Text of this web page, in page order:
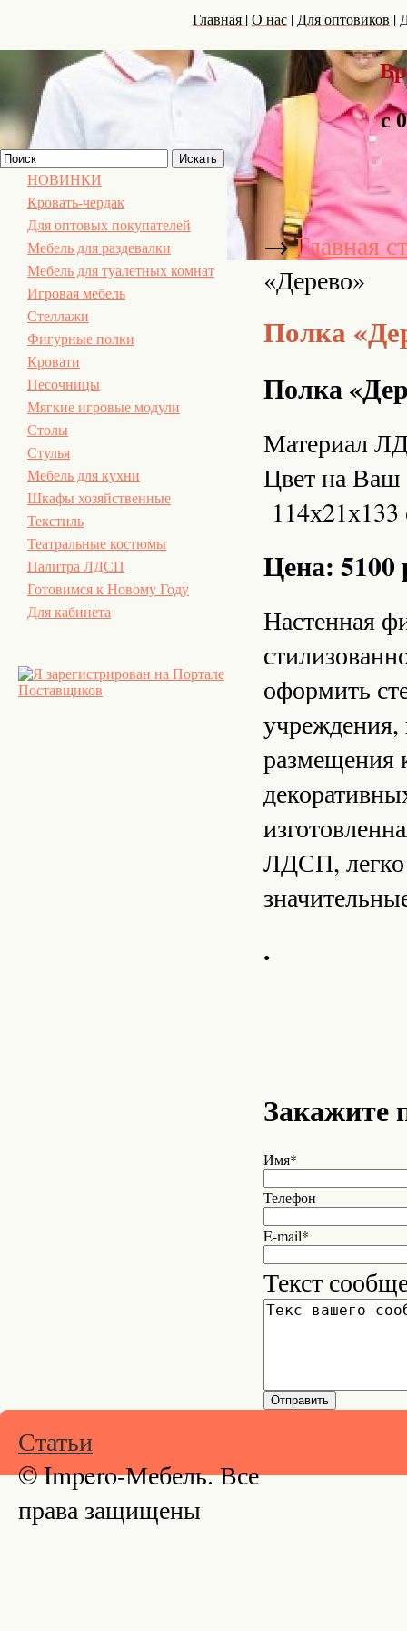
Главная | О нас | Для оптовиков |
с
НОВИНКИ
Кровать-чердак
Для оптовых покупателей
Мебель для раздевалки
Мебель для туалетных комнат
Игровая мебель
Стеллажи
Фигурные полки
Кровати
Песочницы
Мягкие игровые модули
Столы
Стулья
Мебель для кухни
Шкафы хозяйственные
Текстиль
Театральные костюмы
Палитра ЛДСП
Готовимся к Новому Году
Для кабинета
→Главная
«Дерево»
Полка
Полка
Материал
Цвет на
Цена: 5100
Настенная
оформить
учреждения,
размещения
ЛДСП, легко
.
Закажите
Имя*
Телефон
E-mail*
Текст
Статьи
© Impero-Мебель. Все
права защищены